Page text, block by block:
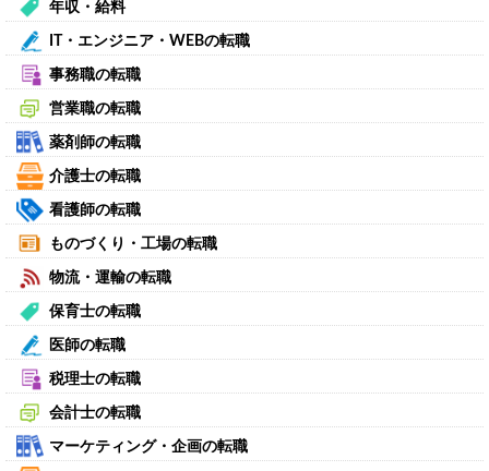
年収・給料
IT・エンジニア・WEBの転職
事務職の転職
営業職の転職
薬剤師の転職
介護士の転職
看護師の転職
ものづくり・工場の転職
物流・運輸の転職
保育士の転職
医師の転職
税理士の転職
会計士の転職
マーケティング・企画の転職